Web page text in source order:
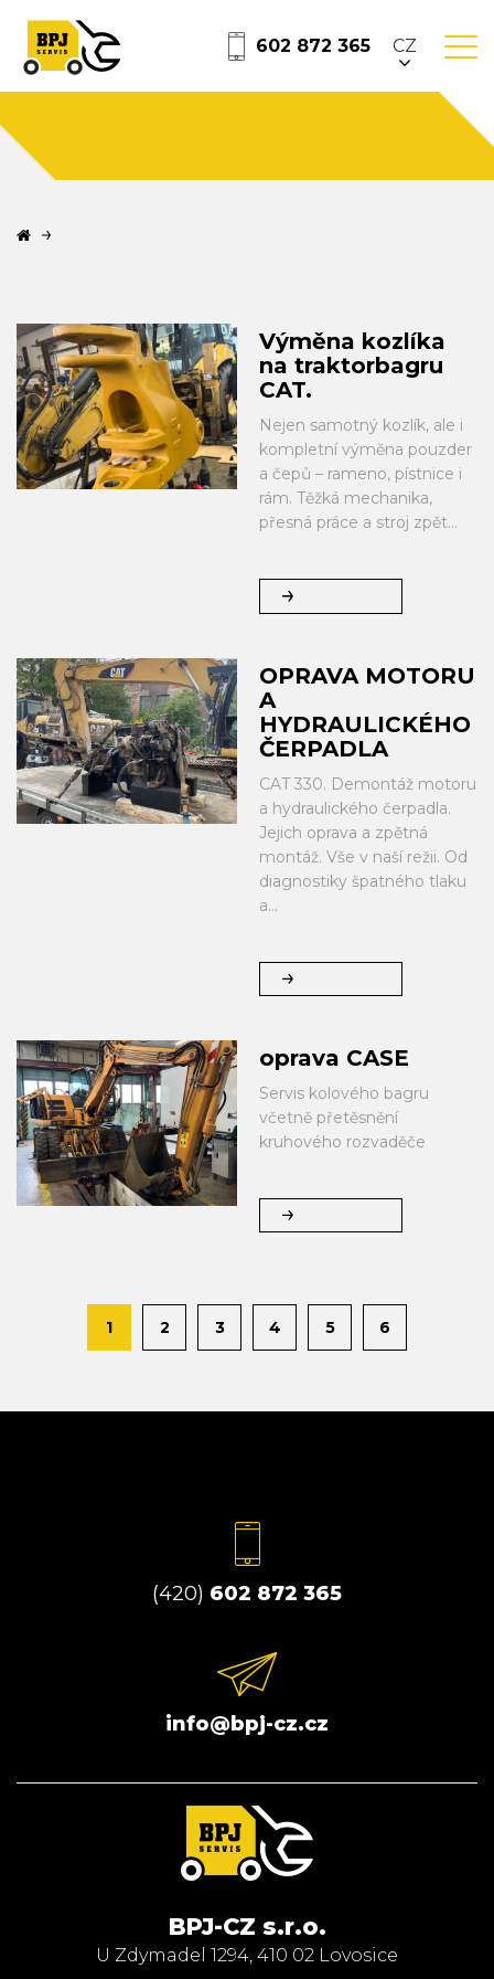
602 872 365 CZ
Výměna kozlíka
na traktorbagru
CAT.
Nejen samotný kozlík, ale i
kompletní výměna pouzder
a čepů – rameno, pístnice i
rám. Těžká mechanika,
přesná práce a stroj zpět...
OPRAVA MOTORU
A
HYDRAULICKÉHO
ČERPADLA
CAT 330. Demontáž motoru
a hydraulického čerpadla.
Jejich oprava a zpětná
montáž. Vše v naší režii. Od
diagnostiky špatného tlaku
a...
oprava CASE
Servis kolového bagru
včetně přetěsnění
kruhového rozvaděče
1 2 3 4 5 6
(420) 602 872 365
info@bpj-cz.cz
BPJ-CZ s.r.o.
U Zdymadel 1294, 410 02 Lovosice